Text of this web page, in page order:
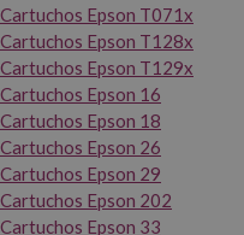
Cartuchos Epson T071x
Cartuchos Epson T128x
Cartuchos Epson T129x
Cartuchos Epson 16
Cartuchos Epson 18
Cartuchos Epson 26
Cartuchos Epson 29
Cartuchos Epson 202
Cartuchos Epson 33